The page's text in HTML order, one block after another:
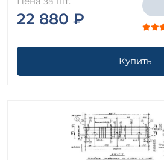
22 880 ₽
Купить